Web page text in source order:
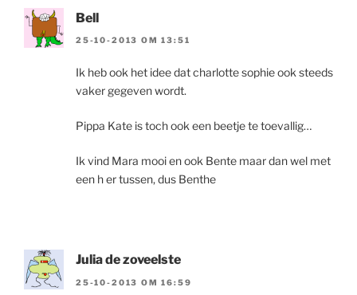
Bell
25-10-2013 OM 13:51
Ik heb ook het idee dat charlotte sophie ook steeds
vaker gegeven wordt.
Pippa Kate is toch ook een beetje te toevallig…
Ik vind Mara mooi en ook Bente maar dan wel met
een h er tussen, dus Benthe
Julia de zoveelste
25-10-2013 OM 16:59